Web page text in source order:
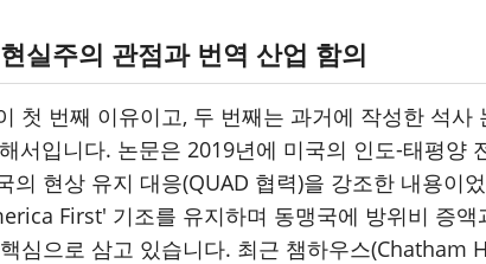
실주의 관점과 번역 산업 함의
첫 번째 이유이고, 두 번째는 과거에 작성한 석
서입니다. 논문은 2019년에 미국의 인도-태평양
현상 유지 대응(QUAD 협력)을 강조한 내용이
First' 기조를 유지하며 동맹국에 방위비 증
심으로 삼고 있습니다. 최근 챔하우스(Chatham